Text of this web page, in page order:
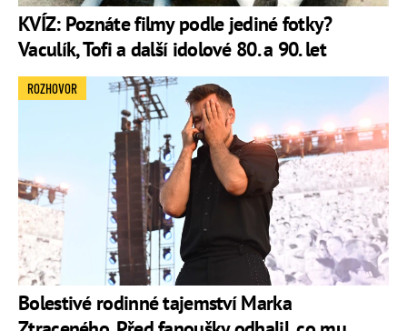
KVÍZ: Poznáte filmy podle jediné fotky?
Vaculík, Tofi a další idolové 80. a 90. let
Bolestivé rodinné tajemství Marka
ROZHOVOR